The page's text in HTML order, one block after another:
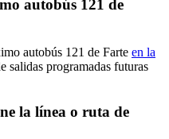
autobús 121 de
autobús 121 de Farte en la
salidas programadas futuras
la línea o ruta de